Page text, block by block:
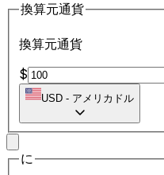
換算元通貨
換算元通貨
$
USD - アメリカドル
に